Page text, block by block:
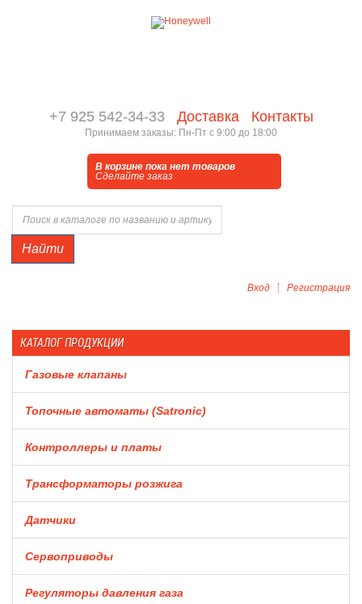
+7 925 542-34-33 Доставка Контакты
Принимаем заказы: Пн-Пт с 9:00 до 18:00
В корзине пока нет товаров
Сделайте заказ
Найти
Вход Регистрация
КАТАЛОГ ПРОДУКЦИИ
Газовые клапаны
Топочные автоматы (Satronic)
Контроллеры и платы
Трансформаторы розжига
Датчики
Сервоприводы
Регуляторы давления газа